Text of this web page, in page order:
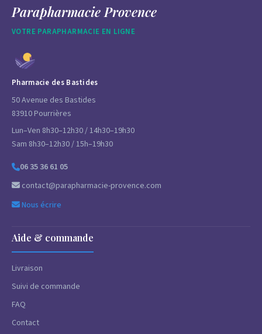
Parapharmacie Provence
VOTRE PARAPHARMACIE EN LIGNE
Pharmacie des Bastides
50 Avenue des Bastides
83910 Pourrières
Lun–Ven 8h30–12h30 / 14h30–19h30
Sam 8h30–12h30 / 15h–19h30
06 35 36 61 05
contact@parapharmacie-provence.com
Nous écrire
Aide & commande
Livraison
Suivi de commande
FAQ
Contact